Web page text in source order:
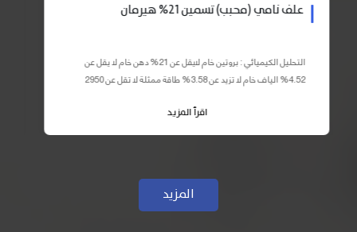
علف نامي (محبب) تسمين 21% هيرمان
التحليل الكيميائي : بروتين خام لايقل عن 21% دهن خام لا يقل عن
4.52% الياف خام لا تزيد عن 3.58% طاقة ممثلة لا تقل عن 2950
اقرأ المزيد
المزيد